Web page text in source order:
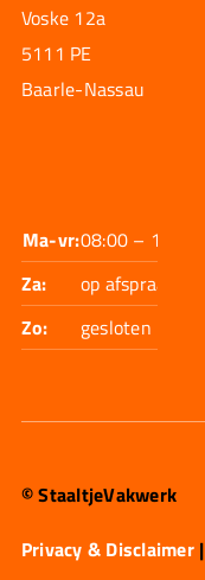
Voske 12a
5111 PE
Baarle-Nassau
Ma-vr:08:00 – 17:30
Za:
op afspraak
Zo:
gesloten
© StaaltjeVakwerk
Privacy & Disclaimer|